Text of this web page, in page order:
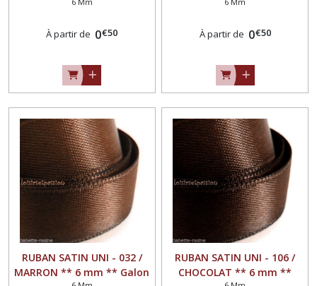
Galon simple face, Mariage,
(2,50 m ou 10 mètres)
À partir de 0€50
Galon simple face, Mariage,
(2,50 m ou 10 mètres)
À partir de 0€50
RUBAN SATIN UNI - 032 /
MARRON ** 6 mm ** Galon
RUBAN SATIN UNI - 106 /
CHOCOLAT ** 6 mm **